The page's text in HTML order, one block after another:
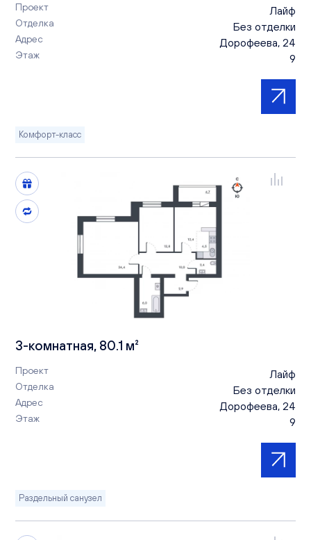
Проект Лайф
Отделка Без отделки
Адрес Дорофеева, 24
Этаж 9
Комфорт-класс
3-комнатная, 80.1 м²
Проект Лайф
Отделка Без отделки
Адрес Дорофеева, 24
Этаж 9
Раздельный санузел